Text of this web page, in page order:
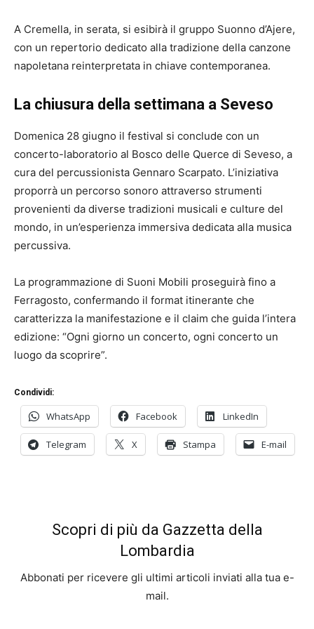
A Cremella, in serata, si esibirà il gruppo Suonno d’Ajere,
con un repertorio dedicato alla tradizione della canzone
napoletana reinterpretata in chiave contemporanea.
La chiusura della settimana a Seveso
Domenica 28 giugno il festival si conclude con un
concerto-laboratorio al Bosco delle Querce di Seveso, a
cura del percussionista Gennaro Scarpato. L’iniziativa
proporrà un percorso sonoro attraverso strumenti
provenienti da diverse tradizioni musicali e culture del
mondo, in un’esperienza immersiva dedicata alla musica
percussiva.
La programmazione di Suoni Mobili proseguirà fino a
Ferragosto, confermando il format itinerante che
caratterizza la manifestazione e il claim che guida l’intera
edizione: “Ogni giorno un concerto, ogni concerto un
luogo da scoprire”.
Condividi:
WhatsApp Facebook LinkedIn
Telegram X Stampa E-mail
Scopri di più da Gazzetta della
Lombardia
Abbonati per ricevere gli ultimi articoli inviati alla tua e-
mail.